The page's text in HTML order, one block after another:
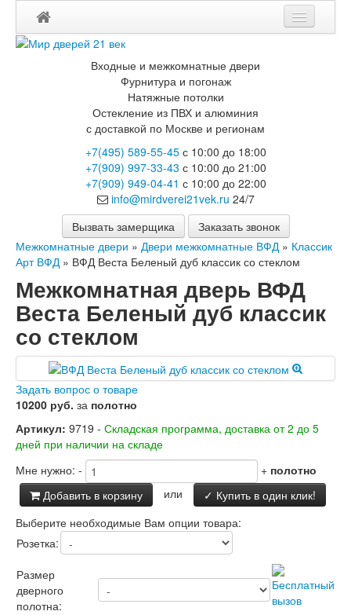
Входные и межкомнатные двери
Фурнитура и погонаж
Натяжные потолки
Остекление из ПВХ и алюминия
с доставкой по Москве и регионам
+7(495) 589-55-45с 10:00 до 18:00
+7(909) 997-33-43 с 10:00 до 21:00
+7(909) 949-04-41 с 10:00 до 22:00
info@mirdverei21vek.ru 24/7
Вызвать замерщика
Заказать звонок
Межкомнатные двери » Двери межкомнатные ВФД» Классик
Арт ВФД» ВФД Веста Беленый дуб классик со стеклом
Межкомнатная дверь ВФД
Веста Беленый дуб классик
со стеклом
Задать вопрос о товаре
10200 руб. за полотно
Артикул: 9719 - Складская программа, доставка от 2 до 5
дней при наличии на складе
Мне нужно: - + полотно
Добавить в корзину
или
✓ Купить в один клик!
Выберите необходимые Вам опции товара:
Розетка:
Размер
дверного
полотна: